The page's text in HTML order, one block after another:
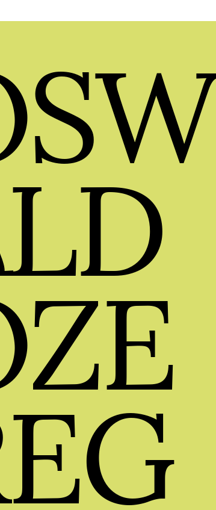
prensa y material editorial,
a una muestra que